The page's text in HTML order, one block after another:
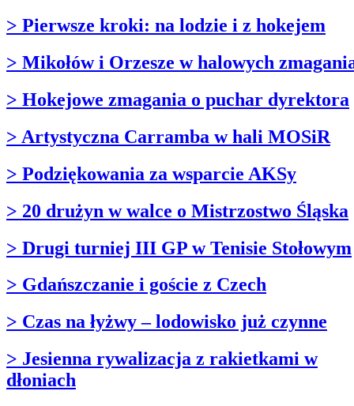
> Pierwsze kroki: na lodzie i z hokejem
> Mikołów i Orzesze w halowych
> Hokejowe zmagania o puchar dyrektora
> Artystyczna Carramba w hali MOSiR
> Podziękowania za wsparcie AKSy
> 20 drużyn w walce o Mistrzostwo Śląska
> Drugi turniej III GP w Tenisie Stołowym
> Gdańszczanie i goście z Czech
> Czas na łyżwy – lodowisko już czynne
> Jesienna rywalizacja z rakietkami w
dłoniach